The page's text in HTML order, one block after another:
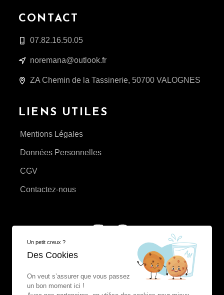
CONTACT
07.82.16.50.05
noremana@outlook.fr
ZA Chemin de la Tassinerie, 50700 VALOGNES
LIENS UTILES
Mentions Légales
Données Personnelles
CGV
Contactez-nous
Un petit creux ?
Des Cookies
On veut s’assurer que vous passez
un bon moment ici !